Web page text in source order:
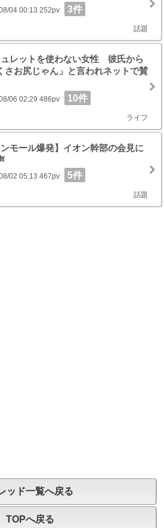
04 00:13 252pv 3件
話題
レットを使わない女性 彼氏から
さお尻じゃん」と言われネットで賛
06 02:29 486pv 10件
ライフ
モール爆発】イオン幹部の会見に
02 05:13 467pv 5件
話題
ッド一覧へ戻る
TOPへ戻る